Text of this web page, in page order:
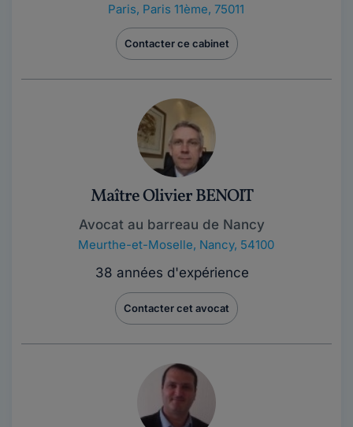
Paris, Paris 11ème, 75011
Contacter ce cabinet
Maître Olivier BENOIT
Avocat au barreau de Nancy
Meurthe-et-Moselle, Nancy, 54100
38 années d'expérience
Contacter cet avocat